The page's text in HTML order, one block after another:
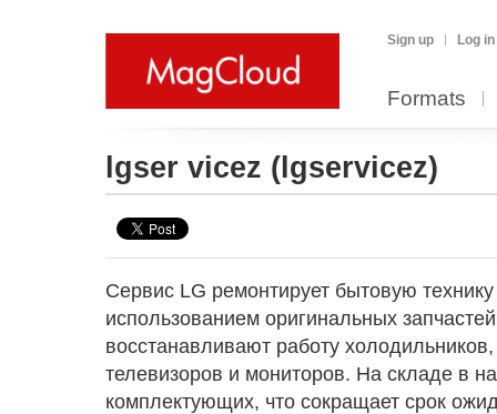
Sign up Log in
Formats
lgser vicez (lgservicez)
Сервис LG ремонтирует бытовую технику
использованием оригинальных
восстанавливают работу
телевизоров и мониторов. На складе в
комплектующих, что сокращает срок